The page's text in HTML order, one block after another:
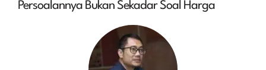
Persoalannya Bukan Sekadar Soal Harga